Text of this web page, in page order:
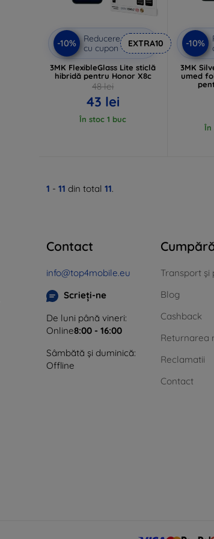
-10%
Reducere
cu cupon
EXTRA10
3MK FlexibleGlass Lite sticlă
hibridă pentru Honor X8c
48 lei
43 lei
În stoc 1 buc
-10%
3MK
umed
În
1 - 11 din total 11.
Contact
info@top4mobile.eu
Scrieți-ne
De luni până vineri:
Online8:00 - 16:00
Sâmbătă și duminică:
Offline
Transport și
Blog
Cashback
Returnarea
Reclamatii
Contact